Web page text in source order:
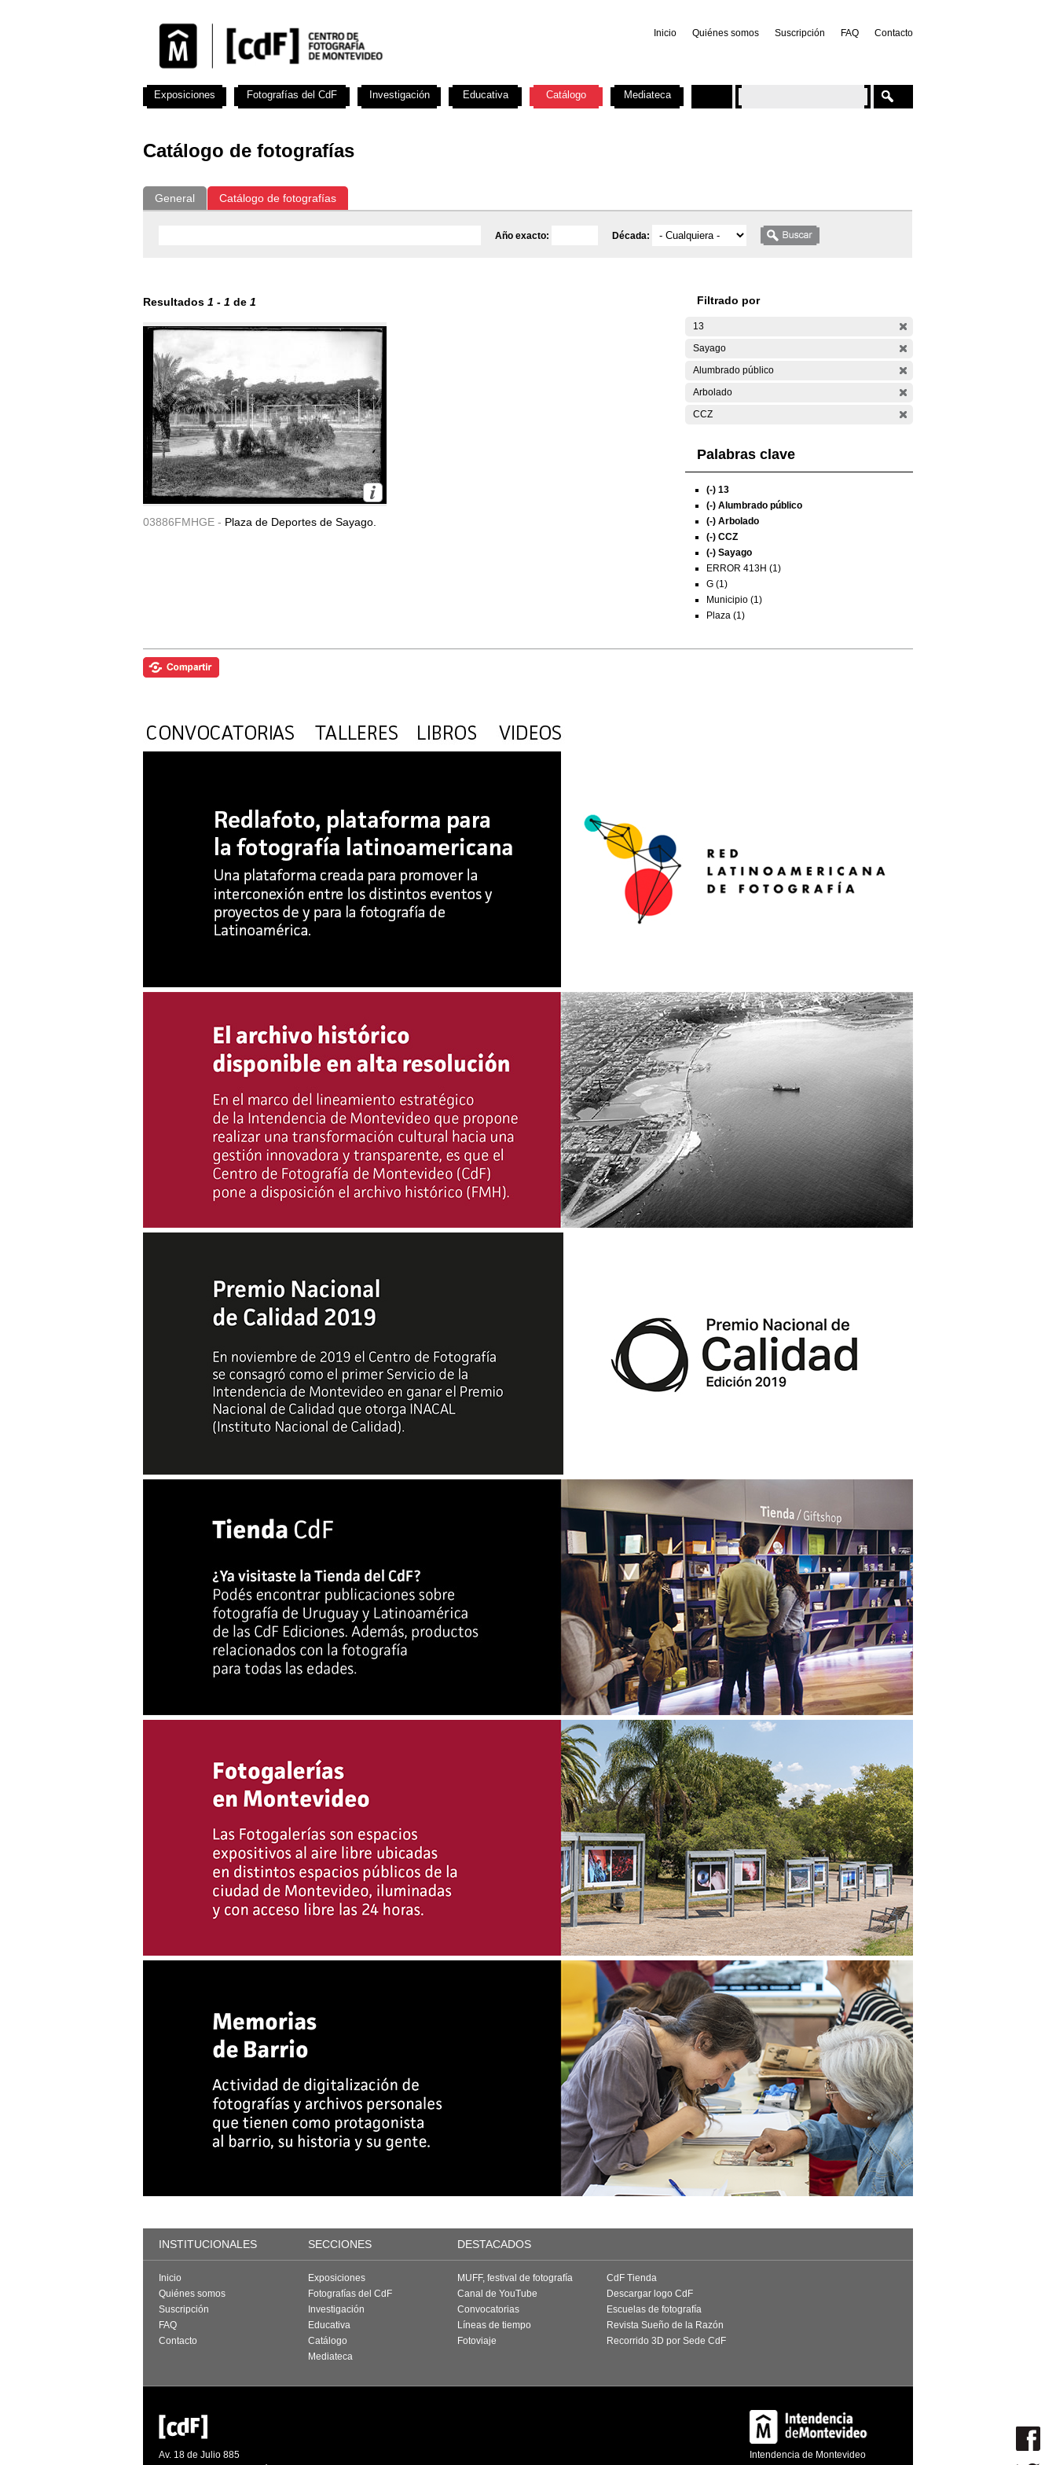
Inicio Quiénes somos Suscripción FAQ Contacto
Catálogo de fotografías
General Catálogo de fotografías
Año exacto: Década:
Resultados 1 - 1 de 1
03886FMHGE - Plaza de Deportes de Sayago.
Filtrado por
13
Sayago
Alumbrado público
Arbolado
CCZ
Palabras clave
(-) 13
(-) Alumbrado público
(-) Arbolado
(-) CCZ
(-) Sayago
ERROR 413H (1)
G (1)
Municipio (1)
Plaza (1)
Exposiciones Fotografías del CdF Investigación Educativa Catálogo Mediateca
INSTITUCIONALES SECCIONES DESTACADOS
Inicio
Quiénes somos
Suscripción
FAQ
Contacto
Exposiciones
Fotografías del CdF
Investigación
Educativa
Catálogo
Mediateca
MUFF, festival de fotografía
Canal de YouTube
Convocatorias
Líneas de tiempo
Fotoviaje
CdF Tienda
Descargar logo CdF
Escuelas de fotografía
Revista Sueño de la Razón
Recorrido 3D por Sede CdF
Av. 18 de Julio 885
Intendencia de Montevideo